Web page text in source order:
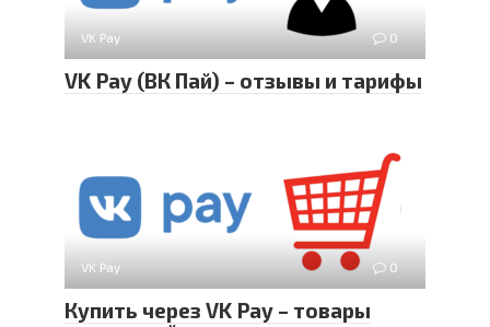
VK Pay 0
VK Pay (ВК Пай) – отзывы и тарифы
VK Pay 0
Купить через VK Pay – товары